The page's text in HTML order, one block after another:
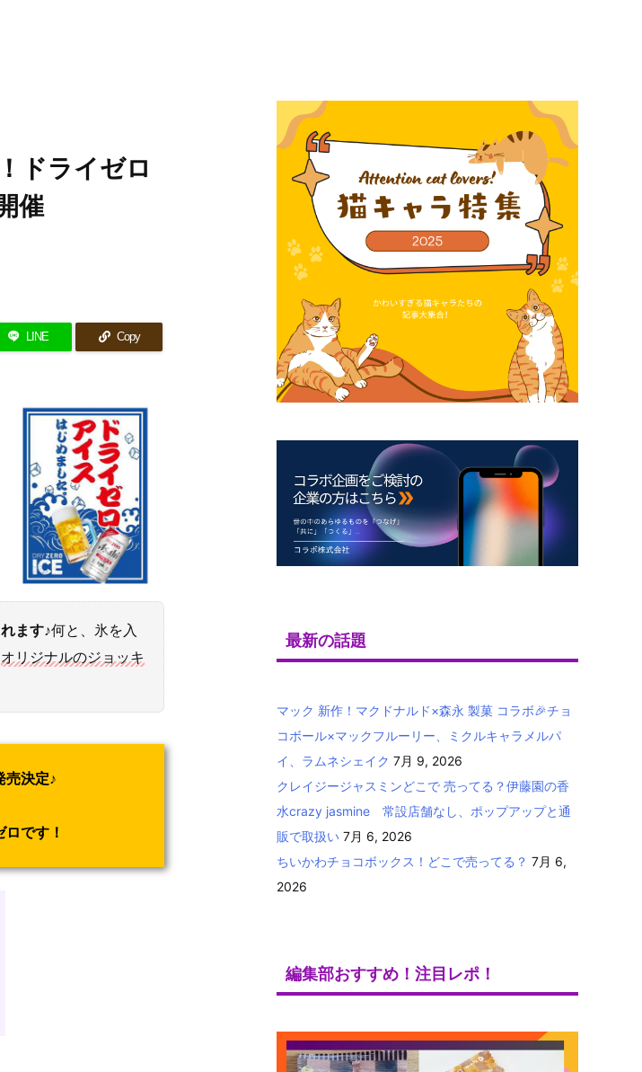
ドライゼロ
催
LINE Copy
ます♪何と、氷を入
オリジナルのジョッキ
売決定♪
です！
最新の話題
マック 新作！マクドナルド×森永 製菓 コラボ🎉チョ
コボール×マックフルーリー、ミクルキャラメルパ
イ、ラムネシェイク 7月 9, 2026
クレイジージャスミンどこで 売ってる？伊藤園の香
水crazy jasmine 常設店舗なし、ポップアップと通
販で取扱い 7月 6, 2026
ちいかわチョコボックス！どこで売ってる？ 7月 6,
2026
編集部おすすめ！注目レポ！